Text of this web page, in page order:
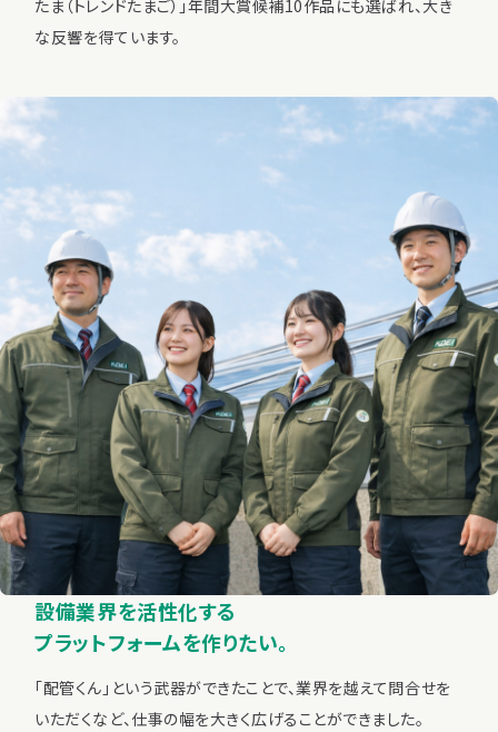
たま（トレンドたまご）」年間大賞候補10作品にも選ばれ、大き
な反響を得ています。
設備業界を活性化する
プラットフォームを作りたい。
「配管くん」という武器ができたことで、業界を越えて問合せを
いただくなど、仕事の幅を大きく広げることができました。